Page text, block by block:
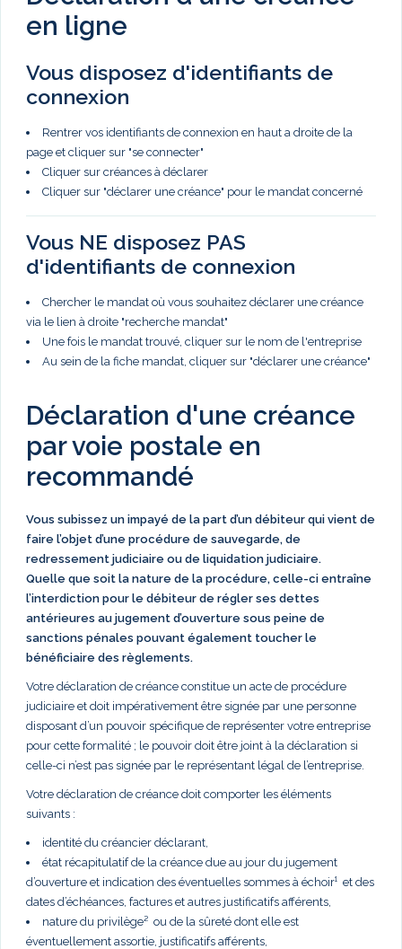
en ligne
Vous disposez d'identifiants de
connexion
Rentrer vos identifiants de connexion en haut a droite de la
page et cliquer sur "se connecter"
Cliquer sur créances à déclarer
Cliquer sur "déclarer une créance" pour le mandat concerné
Vous NE disposez PAS
d'identifiants de connexion
Chercher le mandat où vous souhaitez déclarer une créance
via le lien à droite "recherche mandat"
Une fois le mandat trouvé, cliquer sur le nom de l'entreprise
Au sein de la fiche mandat, cliquer sur "déclarer une créance"
Déclaration d'une créance
par voie postale en
recommandé
Vous subissez un impayé de la part d’un débiteur qui vient de
faire l’objet d’une procédure de sauvegarde, de
redressement judiciaire ou de liquidation judiciaire.
Quelle que soit la nature de la procédure, celle-ci entraîne
l’interdiction pour le débiteur de régler ses dettes
antérieures au jugement d’ouverture sous peine de
sanctions pénales pouvant également toucher le
bénéficiaire des règlements.
Votre déclaration de créance constitue un acte de procédure
judiciaire et doit impérativement être signée par une personne
disposant d’un pouvoir spécifique de représenter votre entreprise
pour cette formalité ; le pouvoir doit être joint à la déclaration si
celle-ci n’est pas signée par le représentant légal de l’entreprise.
Votre déclaration de créance doit comporter les éléments
suivants :
identité du créancier déclarant,
état récapitulatif de la créance due au jour du jugement
d’ouverture et indication des éventuelles sommes à échoir¹ et des
dates d’échéances, factures et autres justificatifs afférents,
nature du privilège² ou de la sûreté dont elle est
éventuellement assortie, justificatifs afférents,